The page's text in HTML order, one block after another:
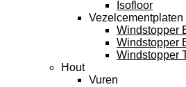
Isofloor
Vezelcementplaten
Windstopper
Windstopper
Windstopper
Hout
Vuren